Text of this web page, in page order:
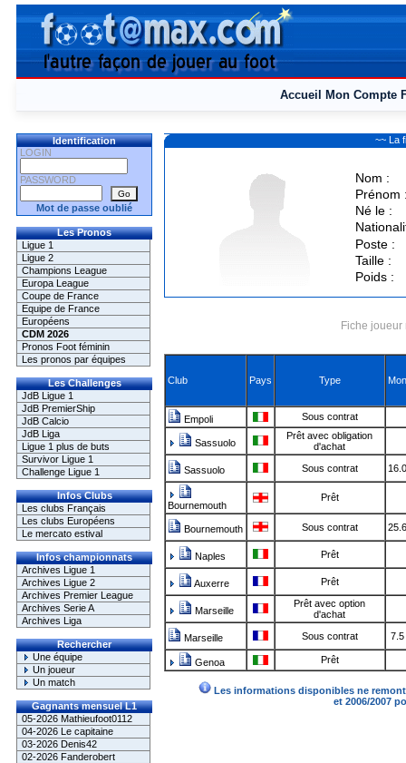
Accueil Mon Compte
Identification
LOGIN
PASSWORD
Mot de passe oublié
Les Pronos
Ligue 1
Ligue 2
Champions League
Europa League
Coupe de France
Equipe de France
Européens
CDM 2026
Pronos Foot féminin
Les pronos par équipes
Les Challenges
JdB Ligue 1
JdB PremierShip
JdB Calcio
JdB Liga
Ligue 1 plus de buts
Survivor Ligue 1
Challenge Ligue 1
Infos Clubs
Les clubs Français
Les clubs Européens
Le mercato estival
Infos championnats
Archives Ligue 1
Archives Ligue 2
Archives Premier League
Archives Serie A
Archives Liga
Rechercher
Une équipe
Un joueur
Un match
Gagnants mensuel L1
05-2026 Mathieufoot0112
04-2026 Le capitaine
03-2026 Denis42
02-2026 Fanderobert
~~ La
Nom :
Prénom
Né le :
Poste :
Taille :
Poids :
Fiche
Club Pays Type
Empoli Sous contrat
Sassuolo
Prêt avec obligation
d'achat
Sassuolo Sous contrat
Bournemouth
Prêt
Bournemouth Sous contrat
Naples Prêt
Auxerre Prêt
Marseille
Prêt avec option
d'achat
Marseille Sous contrat 7.5
Genoa Prêt
Les informations disponibles ne
et 2006/2007